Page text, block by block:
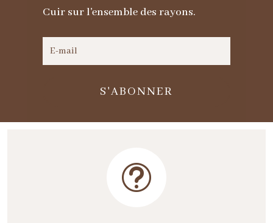
Cuir sur l'ensemble des rayons.
S'ABONNER
t